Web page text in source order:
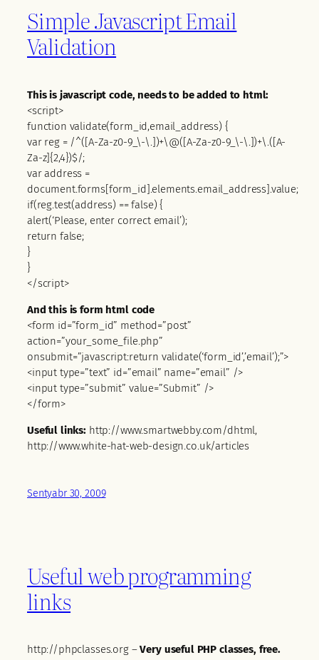
Simple Javascript Email
Validation
This is javascript code, needs to be added to html:
<script>
function validate(form_id,email_address) {
var reg = /^([A-Za-z0-9_\-\.])+\@([A-Za-z0-9_\-\.])+\.([A-
Za-z]{2,4})$/;
var address =
document.forms[form_id].elements.email_address].value;
if(reg.test(address) == false) {
alert(‘Please, enter correct email’);
return false;
}
}
</script>
And this is form html code
<form id=”form_id” method=”post”
action=”your_some_file.php”
onsubmit=”javascript:return validate(‘form_id’,’email’);”>
<input type=”text” id=”email” name=”email” />
<input type=”submit” value=”Submit” />
</form>
Useful links: http://www.smartwebby.com/dhtml,
http://www.white-hat-web-design.co.uk/articles
Sentyabr 30, 2009
Useful web programming
links
http://phpclasses.org –Very useful PHP classes, free.